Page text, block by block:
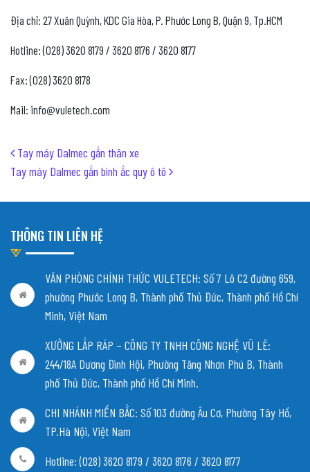
Địa chỉ: 27 Xuân Quỳnh, KDC Gia Hòa, P. Phước Long B, Quận 9, Tp.HCM
Hotline: (028) 3620 8179 / 3620 8176 / 3620 8177
Fax: (028) 3620 8178
Mail: info@vuletech.com
Post navigation
Tay máy Dalmec gắn thân xe
Tay máy Dalmec gắn bình ắc quy ô tô
THÔNG TIN LIÊN HỆ
VĂN PHÒNG CHÍNH THỨC VULETECH: Số 7 Lô C2 đường 659,
phường Phước Long B, Thành phố Thủ Đức, Thành phố Hồ Chí
Minh, Việt Nam
XƯỞNG LẮP RÁP – CÔNG TY TNHH CÔNG NGHỆ VŨ LÊ:
244/18A Dương Đình Hội, Phường Tăng Nhơn Phú B, Thành
phố Thủ Đức, Thành phố Hồ Chí Minh.
CHI NHÁNH MIỀN BẮC: Số 103 đường Âu Cơ, Phường Tây Hồ,
TP.Hà Nội, Việt Nam
Hotline: (028) 3620 8179 / 3620 8176 / 3620 8177